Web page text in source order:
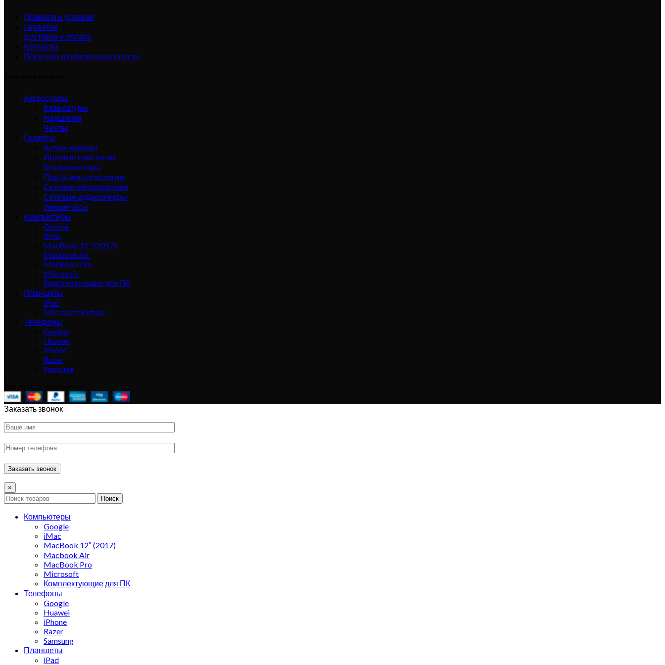
Правила и условия
Гарантии
Доставка и оплата
Контакты
Политика конфиденциальности
Аксессуары
Клавиатуры
Наушники
Чехлы
Гаджеты
Action-камеры
Игровые приставки
Квадрокоптеры
Портативные колонки
Сетевое оборудование
Сетевые аудиоплееры
Умные часы
Компьютеры
Google
iMac
MacBook 12" (2017)
Macbook Air
MacBook Pro
Microsoft
Комплектующие для ПК
Планшеты
iPad
Microsoft Surface
Телефоны
Google
Huawei
iPhone
Razer
Samsung
Заказать звонок
×
Поиск
Компьютеры
Google
iMac
MacBook 12″ (2017)
Macbook Air
MacBook Pro
Microsoft
Комплектующие для ПК
Телефоны
Google
Huawei
iPhone
Razer
Samsung
Планшеты
iPad